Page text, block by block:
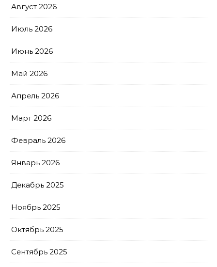
Август 2026
Июль 2026
Июнь 2026
Май 2026
Апрель 2026
Март 2026
Февраль 2026
Январь 2026
Декабрь 2025
Ноябрь 2025
Октябрь 2025
Сентябрь 2025